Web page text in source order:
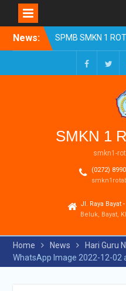
News:
SPMB SMKN 1
Tahun Ajaran
Resmi Dibuka
Pengumuman
Tahun Ajaran
Realisasi Dana
Reguler Tahap 1
Facebook
SMKN 1
smkn1-
(0272)
Jl. Raya Bayat
Beluk, Bayat,
Home News
Hari Guru
WhatsApp Image 2022-12-02